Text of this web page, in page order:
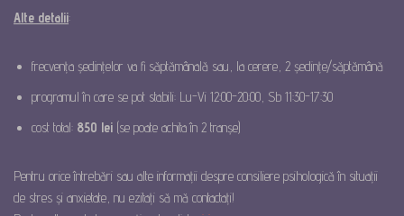
Alte detalii:
frecvența ședințelor va fi săptămânală sau, la cerere, 2 ședințe/săptămână
programul în care se pot stabili: Lu-Vi 12:00-20:00, Sb 11:30-17:30
cost total: 850 lei (se poate achita în 2 tranșe)
Pentru orice întrebări sau alte informații despre consiliere psihologică în situații
de stres și anxietate, nu ezitați să mă contactați!